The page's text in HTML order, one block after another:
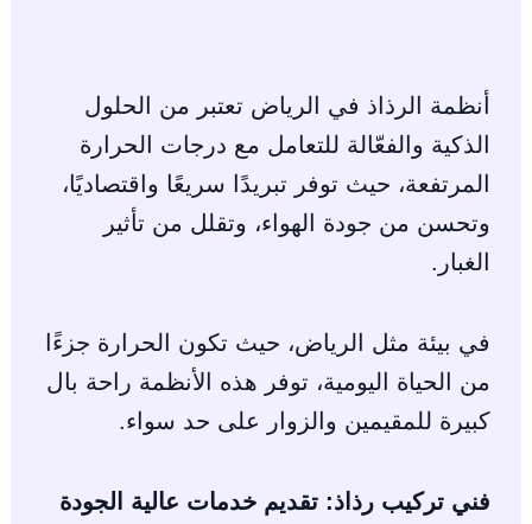
أنظمة الرذاذ في الرياض تعتبر من الحلول
الذكية والفعّالة للتعامل مع درجات الحرارة
المرتفعة، حيث توفر تبريدًا سريعًا واقتصاديًا،
وتحسن من جودة الهواء، وتقلل من تأثير
الغبار.
في بيئة مثل الرياض، حيث تكون الحرارة جزءًا
من الحياة اليومية، توفر هذه الأنظمة راحة بال
كبيرة للمقيمين والزوار على حد سواء.
فني تركيب رذاذ: تقديم خدمات عالية الجودة